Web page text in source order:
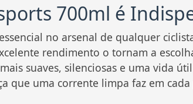
700ml é
no arsenal de qualquer
rendimento o tornam a
suaves, silenciosas e uma vida
que uma corrente limpa faz em